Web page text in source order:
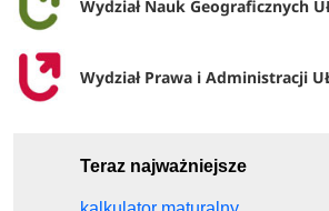
Wydział Nauk Geograficznych
Wydział Prawa i Administracji
Teraz najważniejsze